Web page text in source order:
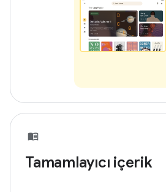
Tamamlayıcı içerik